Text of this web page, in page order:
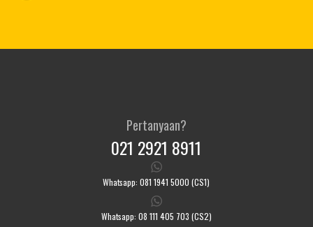
Pertanyaan?
021 2921 8911
Whatsapp: 081 1941 5000 (CS1)
Whatsapp: 08 111 405 703 (CS2)